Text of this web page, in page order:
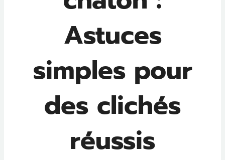
Astuces
simples pour
des clichés
réussis